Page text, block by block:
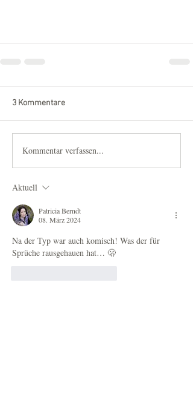
3 Kommentare
Kommentar verfassen...
Aktuell
Patricia Berndt
08. März 2024
Na der Typ war auch komisch! Was der für
Sprüche rausgehauen hat… 🫢